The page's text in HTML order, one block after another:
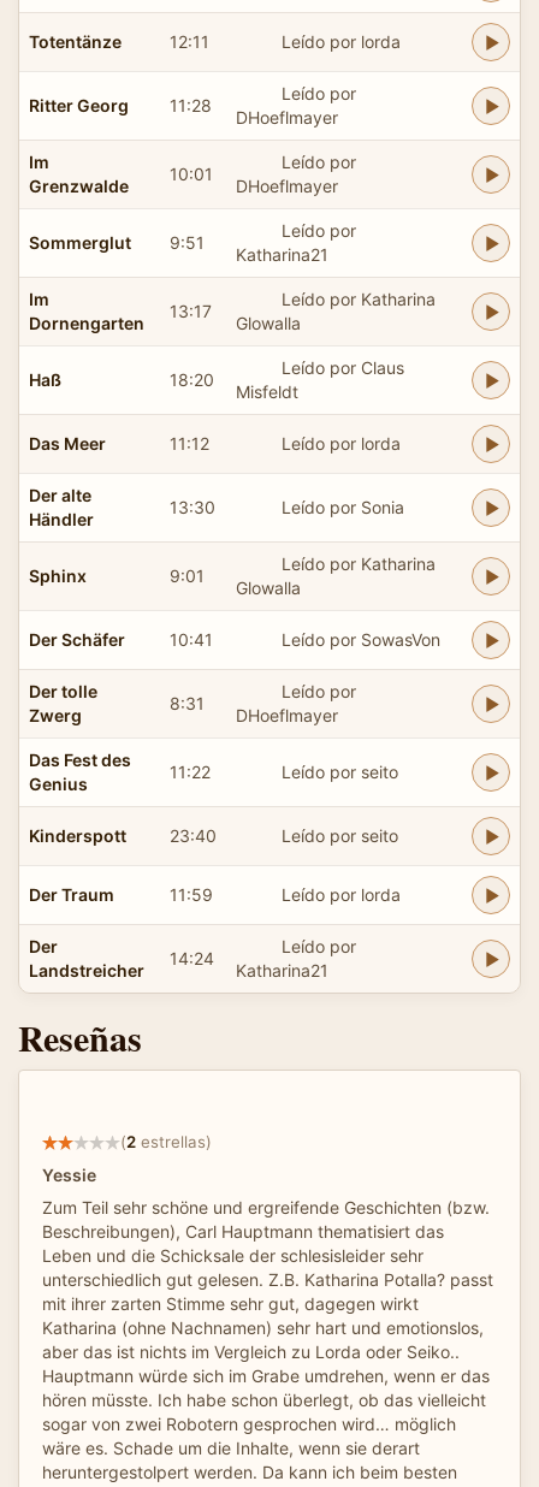
Totentänze 12:11 Leído por lorda
Ritter Georg 11:28
Leído por
DHoeflmayer
Im
Grenzwalde
10:01
Leído por
DHoeflmayer
Sommerglut 9:51
Leído por
Katharina21
Im
Dornengarten
13:17
Leído por Katharina
Glowalla
Haß 18:20
Leído por Claus
Misfeldt
Das Meer 11:12 Leído por lorda
Der alte
Händler
13:30 Leído por Sonia
Sphinx 9:01
Leído por Katharina
Glowalla
Der Schäfer 10:41 Leído por SowasVon
Der tolle
Zwerg
8:31
Leído por
DHoeflmayer
Das Fest des
Genius
11:22 Leído por seito
Kinderspott 23:40 Leído por seito
Der Traum 11:59 Leído por lorda
Der
Landstreicher
14:24
Leído por
Katharina21
Reseñas
(2 estrellas)
Yessie
Zum Teil sehr schöne und ergreifende Geschichten (bzw.
Beschreibungen), Carl Hauptmann thematisiert das
Leben und die Schicksale der schlesisleider sehr
unterschiedlich gut gelesen. Z.B. Katharina Potalla? passt
mit ihrer zarten Stimme sehr gut, dagegen wirkt
Katharina (ohne Nachnamen) sehr hart und emotionslos,
aber das ist nichts im Vergleich zu Lorda oder Seiko..
Hauptmann würde sich im Grabe umdrehen, wenn er das
hören müsste. Ich habe schon überlegt, ob das vielleicht
sogar von zwei Robotern gesprochen wird… möglich
wäre es. Schade um die Inhalte, wenn sie derart
heruntergestolpert werden. Da kann ich beim besten